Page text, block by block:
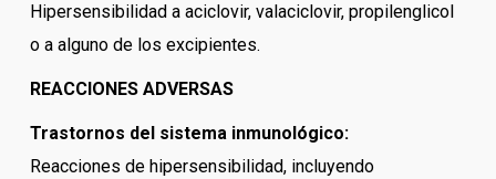
Hipersensibilidad a aciclovir, valaciclovir, propilenglicol
o a alguno de los excipientes.
REACCIONES ADVERSAS
Trastornos del sistema inmunológico:
Reacciones de hipersensibilidad, incluyendo